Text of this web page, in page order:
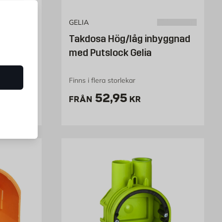
GELIA
Takdosa Hög/låg inbyggnad
med Putslock Gelia
Finns i flera storlekar
FRÅN Pris 52.95 kr
52,95 KR